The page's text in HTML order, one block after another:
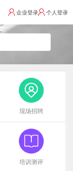
个人登录
企业登录
现场招聘
培训测评